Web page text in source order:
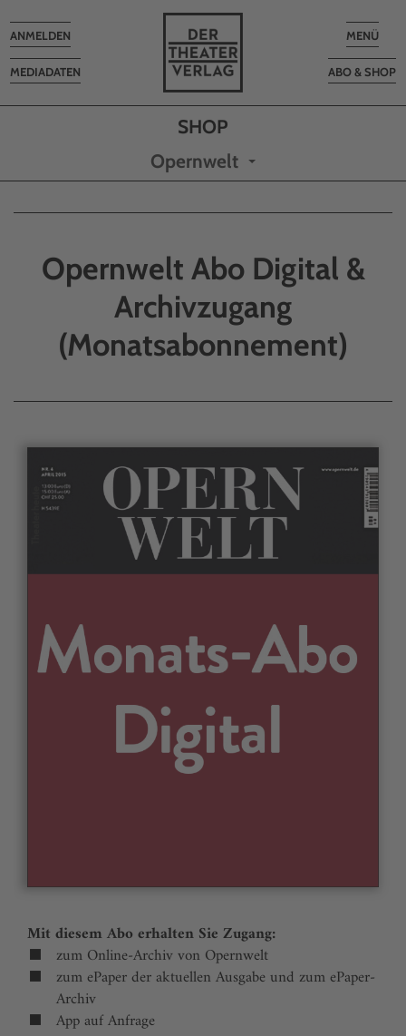
Toggle
MENÜ
ABO & SHOP
MEDIADATEN
Toggle
navigation
ANMELDEN
Opernwelt
Opernwelt Abo Digital &
Archivzugang
(Monatsabonnement)
Mit diesem Abo erhalten Sie Zugang:
zum Online-Archiv von Opernwelt
zum ePaper der aktuellen Ausgabe und zum ePaper-
Archiv
App auf Anfrage